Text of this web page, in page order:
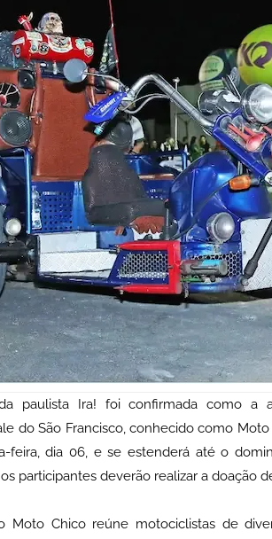
paulista Ira! foi confirmada como a
do São Francisco, conhecido como
feira, dia 06, e se estenderá até o
participantes deverão realizar a doação
Moto Chico reúne motociclistas de